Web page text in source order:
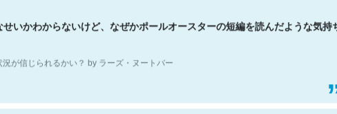
せいかわからないけど、なぜかポールオースターの短編を読んだような気持ち
が信じられるかい？ by ラーズ・ヌートバー